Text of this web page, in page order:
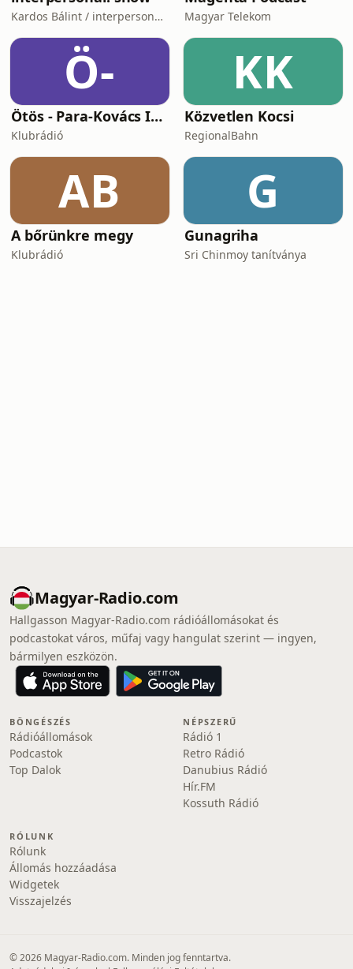
Kardos Bálint / interpersonal.host Magyar Telekom
Ö-
Ötös - Para-Kovács Imrével
Klubrádió
KK
Közvetlen Kocsi
RegionalBahn
AB
A bőrünkre megy
Klubrádió
G
Gunagriha
Sri Chinmoy tanítványa
Magyar-Radio.com
Hallgasson Magyar-Radio.com rádióállomásokat és
podcastokat város, műfaj vagy hangulat szerint — ingyen,
bármilyen eszközön.
BÖNGÉSZÉS
Rádióállomások
Podcastok
Top Dalok
NÉPSZERŰ
Rádió 1
Retro Rádió
Danubius Rádió
Hír.FM
Kossuth Rádió
RÓLUNK
Rólunk
Állomás hozzáadása
Widgetek
Visszajelzés
© 2026 Magyar-Radio.com. Minden jog fenntartva.